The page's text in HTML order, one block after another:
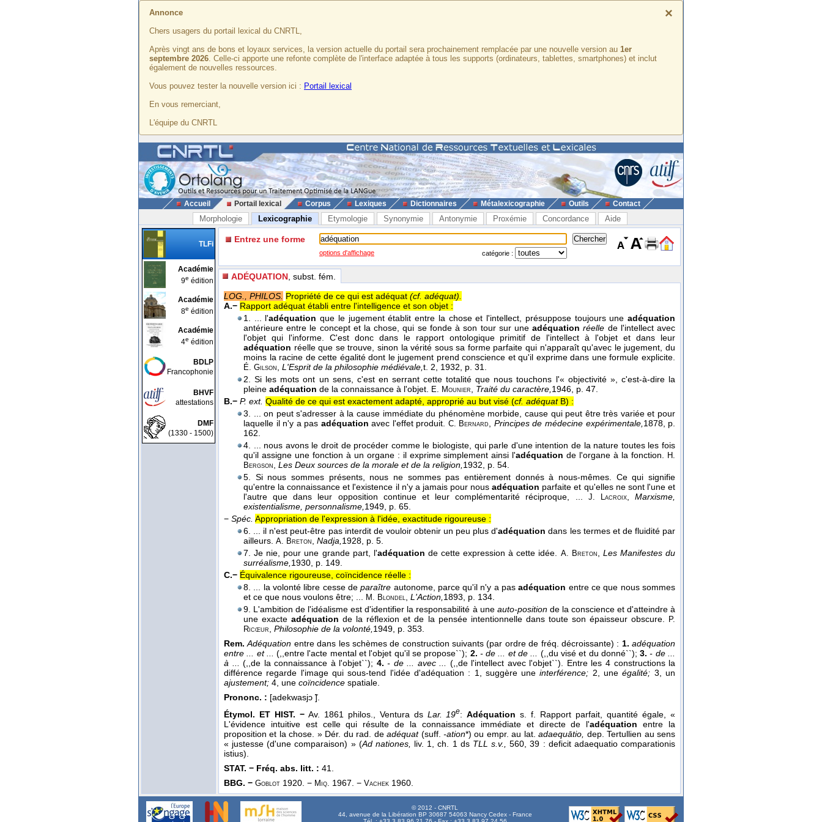
×
Annonce
Chers usagers du portail lexical du CNRTL,
Après vingt ans de bons et loyaux services, la version actuelle du portail sera prochainement remplacée par une nouvelle version au 1er
septembre 2026. Celle-ci apporte une refonte complète de l'interface adaptée à tous les supports (ordinateurs, tablettes, smartphones) et inclut
également de nouvelles ressources.
Vous pouvez tester la nouvelle version ici : Portail lexical
En vous remerciant,
L'équipe du CNRTL
Accueil Portail lexical Corpus Lexiques Dictionnaires Métalexicographie Outils Contact
Morphologie Lexicographie Etymologie Synonymie Antonymie Proxémie Concordance Aide
TLFi
Académie
9e édition
Académie
8e édition
Académie
4e édition
BDLP
Francophonie
BHVF
attestations
DMF
(1330 - 1500)
Entrez une forme
options d'affichage catégorie :
ADÉQUATION , subst. fém.
LOG., PHILOS. Propriété de ce qui est adéquat (cf. adéquat).
A.− Rapport adéquat établi entre l'intelligence et son objet :
1. ... l'adéquation que le jugement établit entre la chose et l'intellect, présuppose toujours uneadéquation
antérieure entre le concept et la chose, qui se fonde à son tour sur uneadéquationréelle de l'intellect avec
l'objet qui l'informe. C'est donc dans le rapport ontologique primitif de l'intellect à l'objet et dans leur
adéquation réelle que se trouve, sinon la vérité sous sa forme parfaite qui n'apparaît qu'avec le jugement, du
moins la racine de cette égalité dont le jugement prend conscience et qu'il exprime dans une formule explicite.
É. Gilson, L'Esprit de la philosophie médiévale,t. 2, 1932, p. 31.
2. Si les mots ont un sens, c'est en serrant cette totalité que nous touchons l'« objectivité », c'est-à-dire la
pleine adéquation de la connaissance à l'objet. E. Mounier, Traité du caractère,1946, p. 47.
B.− P. ext. Qualité de ce qui est exactement adapté, approprié au but visé (cf. adéquatB) :
3. ... on peut s'adresser à la cause immédiate du phénomène morbide, cause qui peut être très variée et pour
laquelle il n'y a pas adéquation avec l'effet produit. C. Bernard, Principes de médecine expérimentale,1878, p.
162.
4. ... nous avons le droit de procéder comme le biologiste, qui parle d'une intention de la nature toutes les fois
qu'il assigne une fonction à un organe : il exprime simplement ainsi l'adéquation de l'organe à la fonction. H.
Bergson, Les Deux sources de la morale et de la religion,1932, p. 54.
5. Si nous sommes présents, nous ne sommes pas entièrement donnés à nous-mêmes. Ce qui signifie
qu'entre la connaissance et l'existence il n'y a jamais pour nousadéquation parfaite et qu'elles ne sont l'une et
l'autre que dans leur opposition continue et leur complémentarité réciproque, ... J. Lacroix,Marxisme,
existentialisme, personnalisme,1949, p. 65.
− Spéc. Appropriation de l'expression à l'idée, exactitude rigoureuse :
6. ... il n'est peut-être pas interdit de vouloir obtenir un peu plus d'adéquation dans les termes et de fluidité par
ailleurs. A. Breton, Nadja,1928, p. 5.
7. Je nie, pour une grande part, l'adéquation de cette expression à cette idée. A. Breton, Les Manifestes du
surréalisme,1930, p. 149.
C.− Équivalence rigoureuse, coïncidence réelle :
8. ... la volonté libre cesse deparaître autonome, parce qu'il n'y a pasadéquation entre ce que nous sommes
et ce que nous voulons être; ... M. Blondel, L'Action,1893, p. 134.
9. L'ambition de l'idéalisme est d'identifier la responsabilité à une auto-positionde la conscience et d'atteindre à
une exacteadéquation de la réflexion et de la pensée intentionnelle dans toute son épaisseur obscure.
P.
Ricœur, Philosophie de la volonté,1949, p. 353.
Rem.Adéquation entre dans les schèmes de construction suivants (par ordre de fréq. décroissante) : 1. adéquation
entre ... et ...(,,entre l'acte mental et l'objet qu'il se propose``); 2. - de ... et de ... (,,du visé et du donné``);3.- de ...
à ... (,,de la connaissance à l'objet``); 4.- de ... avec ... (,,de l'intellect avec l'objet``). Entre les 4 constructions la
différence regarde l'image qui sous-tend l'idée d'adéquation : 1, suggère uneinterférence; 2, uneégalité; 3, un
ajustement; 4, une coïncidence spatiale.
Prononc. : [adekwasjɔ ̃].
Étymol. ET HIST. −Av. 1861 philos., Ventura ds Lar. 19e:Adéquation s. f. Rapport parfait, quantité égale, «
L'évidence intuitive est celle qui résulte de la connaissance immédiate et directe de l'adéquation entre la
proposition et la chose. » Dér. du rad. deadéquat(suff. -ation*) ou empr. au lat.adaequātio, dep. Tertullien au sens
« justesse (d'une comparaison) » (Ad nationes, liv. 1, ch. 1 ds TLL s.v.,
560, 39 : deficit adaequatio comparationis
istius).
STAT. − Fréq. abs. litt. : 41.
BBG. − Goblot 1920. − Miq. 1967. − Vachek 1960.
© 2012 - CNRTL
44, avenue de la Libération BP 30687 54063 Nancy Cedex - France